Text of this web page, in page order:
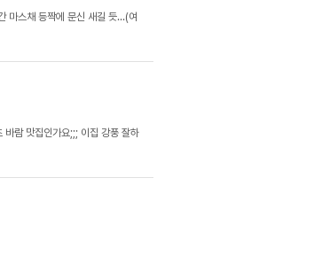
마스채 등짝에 문신 새길 듯...(여
바람 맛집인가요;;; 이집 강풍 잘하